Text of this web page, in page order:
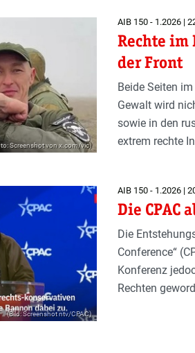
Screenshot von x.com/vic)
AIB 150 - 1.2026 |
Rechte im
der Front
Beide Seiten
Gewalt wird
sowie in den
extrem rechte
(Bild: Screenshot ntv/CPAC)
AIB 150 - 1.2026 |
Die
Die
Conference“
Konferenz
Rechten